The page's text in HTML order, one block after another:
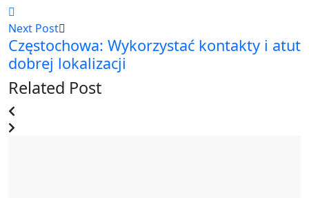
Next Post
Częstochowa: Wykorzystać kontakty i atut
dobrej lokalizacji
Related Post